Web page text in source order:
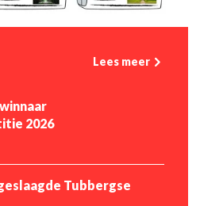
Lees meer
2026
Tubbergse